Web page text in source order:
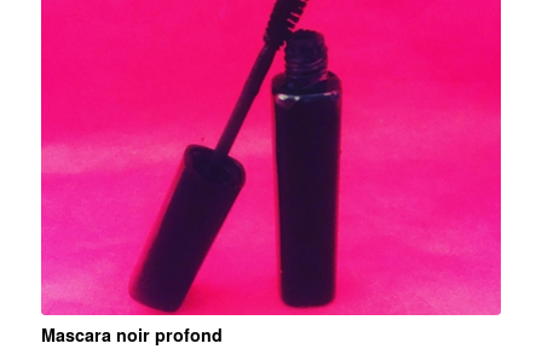
Mascara noir profond